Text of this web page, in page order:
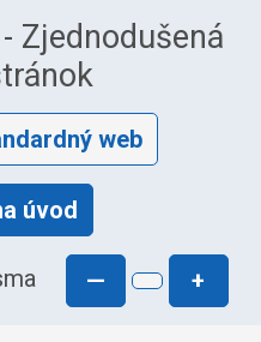
- Zjednodušená
web
úvod
— +